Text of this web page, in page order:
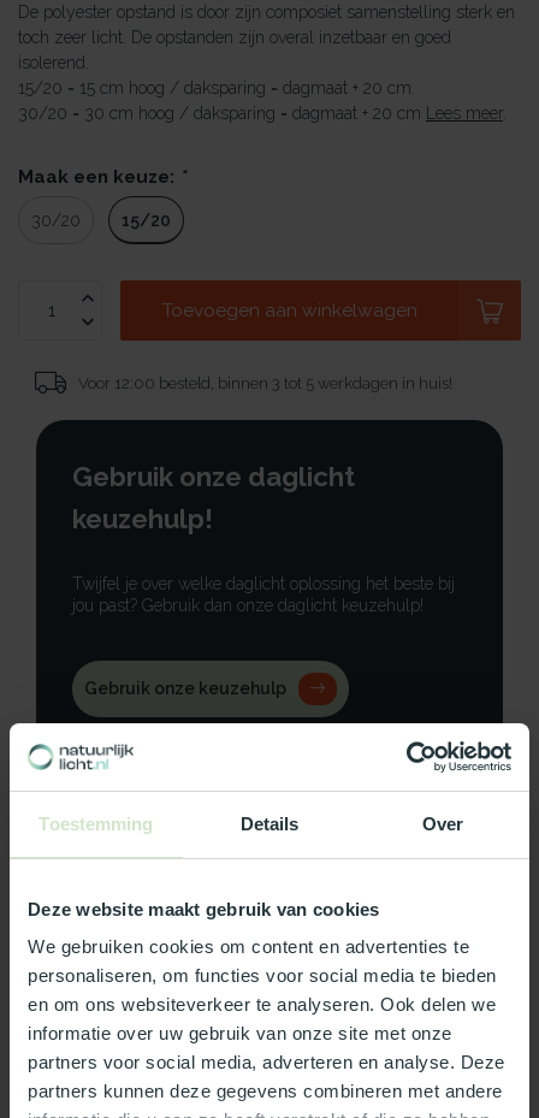
Toestemming Details Over
Deze website maakt gebruik van cookies
We gebruiken cookies om content en advertenties te
personaliseren, om functies voor social media te bieden
en om ons websiteverkeer te analyseren. Ook delen we
informatie over uw gebruik van onze site met onze
partners voor social media, adverteren en analyse. Deze
partners kunnen deze gegevens combineren met andere
De polyester opstand is door zijn composiet samenstelling sterk en
toch zeer licht. De opstanden zijn overal inzetbaar en goed
isolerend.
15/20 = 15 cm hoog / daksparing = dagmaat + 20 cm.
30/20 = 30 cm hoog / daksparing = dagmaat + 20 cm
Lees meer.
Maak een keuze: *
30/20 15/20
Toevoegen aan winkelwagen
Voor 12:00 besteld, binnen 3 tot 5 werkdagen in huis!
Gebruik onze daglicht
keuzehulp!
Twijfel je over welke daglicht oplossing het beste bij
jou past? Gebruik dan onze daglicht keuzehulp!
Gebruik onze keuzehulp
Neem contact op
Productomschrijving
Specificaties
Reviews
Wat ons écht bijzonder maakt: